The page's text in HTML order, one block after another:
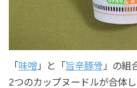
「味噌」と「旨辛豚骨 」の組
2つのカップヌードルが合体